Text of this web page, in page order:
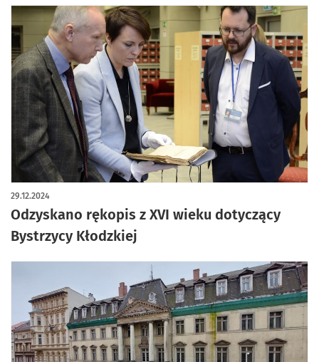
Odzyskano rękopis z XVI wieku dotyczący
Bystrzycy Kłodzkiej
29.12.2024